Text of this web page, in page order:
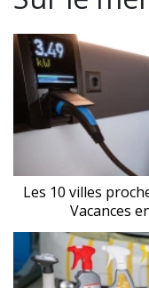
Les 10 villes
Vacances